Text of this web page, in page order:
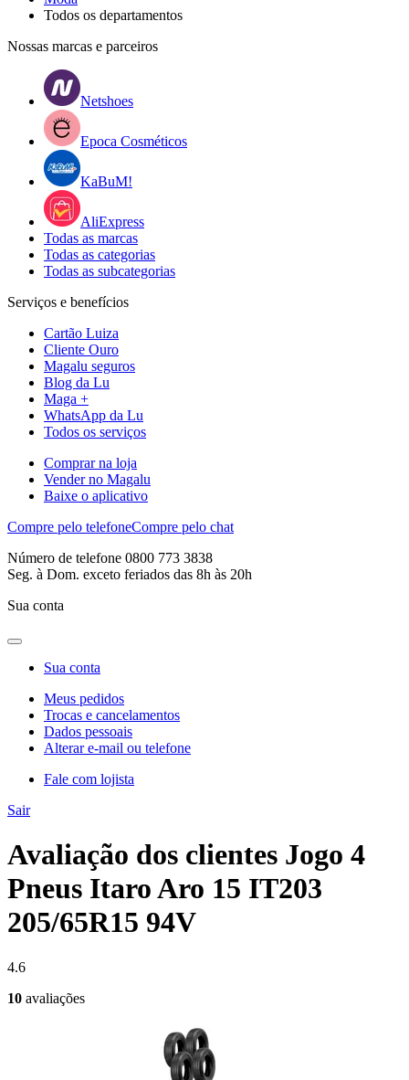
Todos os departamentos
Nossas marcas e parceiros
Netshoes
Epoca Cosméticos
KaBuM!
AliExpress
Todas as marcas
Todas as categorias
Todas as subcategorias
Serviços e benefícios
Cartão Luiza
Cliente Ouro
Magalu seguros
Blog da Lu
Maga +
WhatsApp da Lu
Todos os serviços
Comprar na loja
Vender no Magalu
Baixe o aplicativo
Compre pelo telefoneCompre pelo chat
Número de telefone 0800 773 3838
Seg. à Dom. exceto feriados das 8h às 20h
Sua conta
Sua conta
Meus pedidos
Trocas e cancelamentos
Dados pessoais
Alterar e-mail ou telefone
Fale com lojista
Sair
Avaliação dos clientes Jogo 4
Pneus Itaro Aro 15 IT203
205/65R15 94V
4.6
10 avaliações